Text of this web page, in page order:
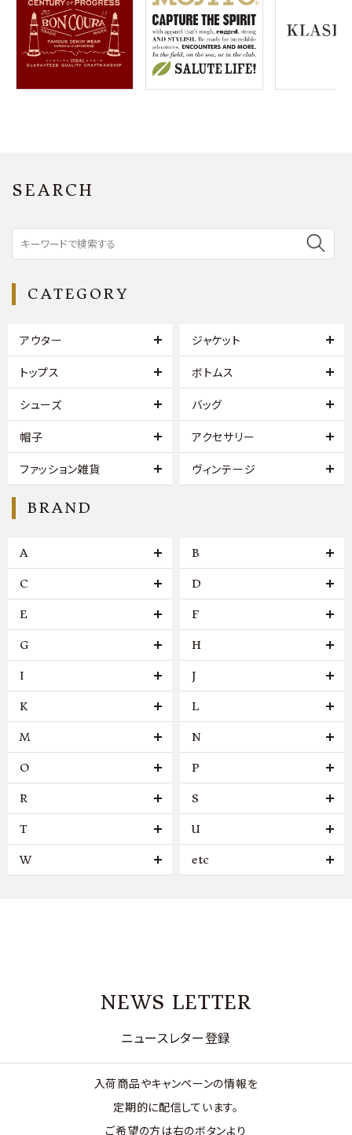
meeting_room ログイン 会員登録
SEARCH
CATEGORY
アウター ジャケット
トップス ボトムス
シューズ バッグ
帽子 アクセサリー
ファッション雑貨 ヴィンテージ
BRAND
A B
C D
E F
G H
I J
K L
M N
O P
R S
T U
W etc
NEWS LETTER
ニュースレター登録
入荷商品やキャンペーンの情報を
定期的に配信しています。
ご希望の方は右のボタンより